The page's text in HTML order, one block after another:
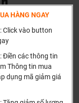
HÀNG NGAY
Click vào button
Điền các thông tin
Thông tin mua
dụng mã giảm giá
Hoài Đức, Hà Nội
được hướng dẫn